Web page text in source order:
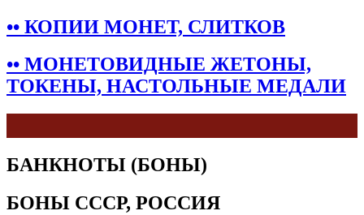
•• КОПИИ МОНЕТ, СЛИТКОВ
•• МОНЕТОВИДНЫЕ ЖЕТОНЫ,
ТОКЕНЫ, НАСТОЛЬНЫЕ МЕДАЛИ
БАНКНОТЫ (БОНЫ)
БОНЫ СССР, РОССИЯ